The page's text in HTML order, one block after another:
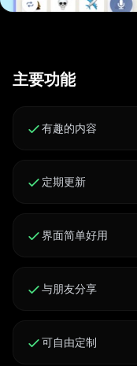
主要功能
有趣的内容
定期更新
界面简单好用
与朋友分享
可自由定制